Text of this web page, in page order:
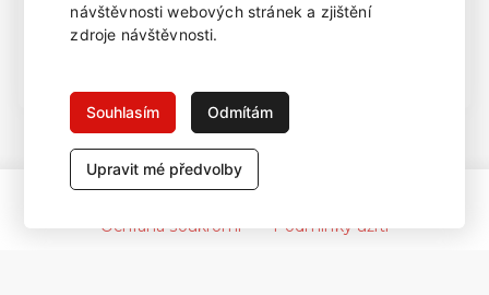
samostatně naproti dětskému hřišti a přímo u protékající
návštěvnosti webových stránek a zjištění
zdroje návštěvnosti.
Souhlasím Odmítám
Upravit mé předvolby
Kontaktní údaje
Všeobecné obchodní podmínky
Ochrana soukromí
Podmínky užití